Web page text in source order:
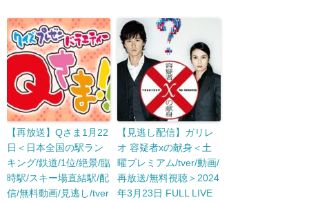
【再放送】Qさま1月22
日＜日本全国の駅ラン
キング/鉄道/1位/絶景/臨
時駅/スキー場直結駅/配
信/無料動画/見逃し/tver
【見逃し配信】ガリレ
オ 容疑者xの献身＜土
曜プレミアム/tver/動画/
再放送/無料視聴＞2024
年3月23日 FULL LIVE